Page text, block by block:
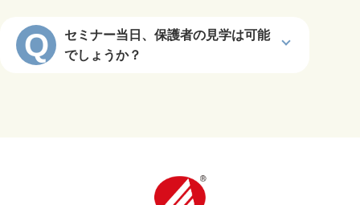
Q
セミナー当日、保護者の見学は可能
でしょうか？